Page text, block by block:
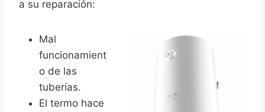
a su reparación:
Mal
funcionamient
o de las
tuberías.
El termo hace